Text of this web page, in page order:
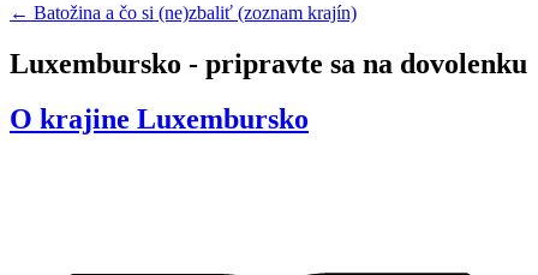
← Batožina a čo si (ne)zbaliť (zoznam krajín)
Luxembursko - pripravte sa na dovolenku
O krajine Luxembursko